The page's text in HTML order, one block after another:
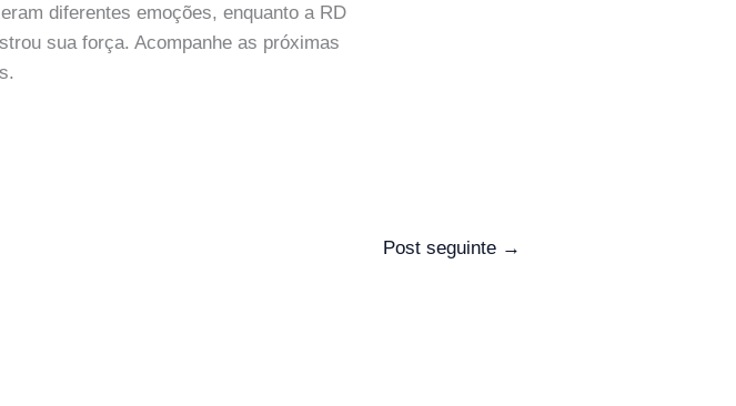
diferentes emoções, enquanto a RD
sua força. Acompanhe as próximas
Post seguinte →